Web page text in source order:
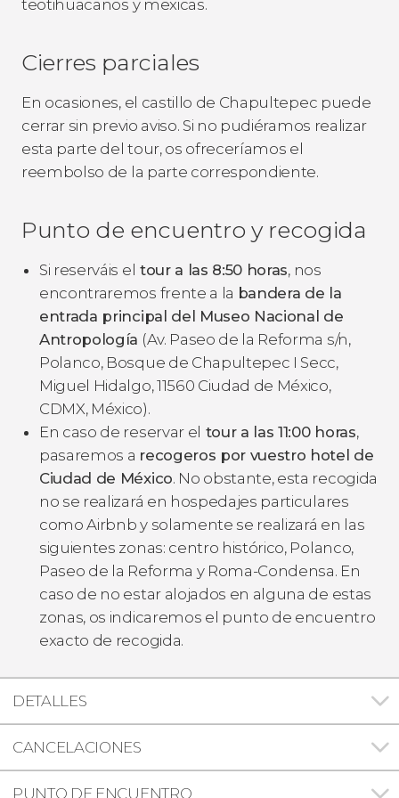
teotihuacanos y mexicas.
Cierres parciales
En ocasiones, el castillo de Chapultepec puede
cerrar sin previo aviso. Si no pudiéramos realizar
esta parte del tour, os ofreceríamos el
reembolso de la parte correspondiente.
Punto de encuentro y recogida
Si reserváis el tour a las 8:50 horas, nos
encontraremos frente a la bandera de la
entrada principal del Museo Nacional de
Antropología (Av. Paseo de la Reforma s/n,
Polanco, Bosque de Chapultepec I Secc,
Miguel Hidalgo, 11560 Ciudad de México,
CDMX, México).
En caso de reservar el tour a las 11:00 horas,
pasaremos a recogeros por vuestro hotel de
Ciudad de México. No obstante, esta recogida
no se realizará en hospedajes particulares
como Airbnb y solamente se realizará en las
siguientes zonas: centro histórico, Polanco,
Paseo de la Reforma y Roma-Condensa. En
caso de no estar alojados en alguna de estas
zonas, os indicaremos el punto de encuentro
exacto de recogida.
DETALLES
CANCELACIONES
PUNTO DE ENCUENTRO